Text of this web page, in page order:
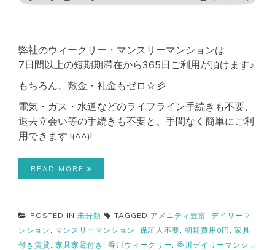
弊社のウィークリー・マンスリーマンションは
7日間以上の短期期滞在から365日ご利用が頂けます♪
もちろん、敷金・礼金もゼロ☆彡
電気・ガス・水道などのライフライン手続きも不要、
退去立会い等の手続きも不要と、手間なく簡単にご利
用できます !(^^)!
READ MORE
POSTED IN 未分類 TAGGED アメニティ豊富
デイリーマ
ンション
マンスリーマンション 保証人不要 初期費用0円
家具
付き賃貸 家具家電付き 香川ウィークリー
香川デイリーマンショ